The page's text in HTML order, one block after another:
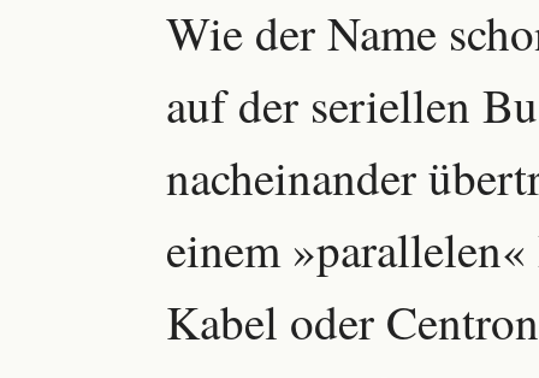
Wie der Name
auf der seriellen
nacheinander
einem
Kabel oder